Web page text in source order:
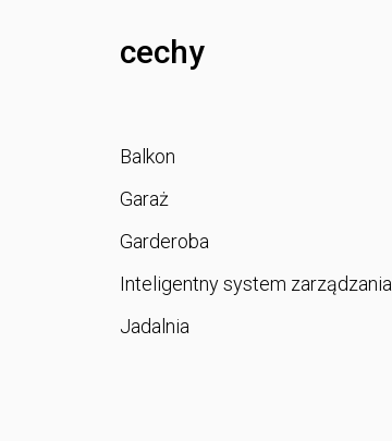
cechy
Balkon
Garaż
Garderoba
Inteligentny system zarządzania
Jadalnia